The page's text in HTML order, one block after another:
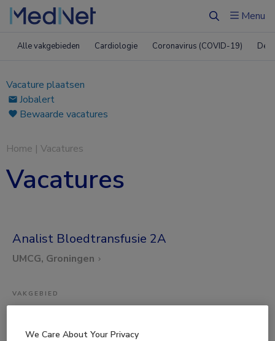
ZoekenMenu
Alle vakgebieden Cardiologie Coronavirus (COVID-19)
Vacature plaatsen
Jobalert
Bewaarde vacatures
Home | Vacatures
Vacatures
Analist Bloedtransfusie 2A
UMCG, Groningen
VAKGEBIED
We Care About Your Privacy